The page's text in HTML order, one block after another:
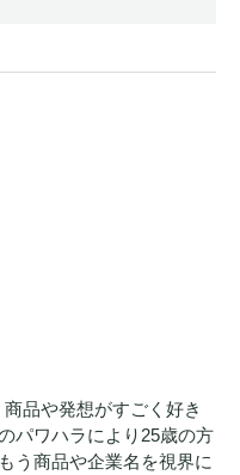
品や発想がすごく好き
パワハラにより25歳の方
う商品や企業名を視界に